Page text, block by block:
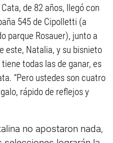
de 82 años, llegó con
545 de Cipolletti (a
parque Rosauer), junto a
este, Natalia, y su bisnieto
todas las de ganar, es
“Pero ustedes son cuatro
rápido de reflejos y